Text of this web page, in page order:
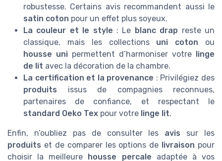
robustesse. Certains avis recommandent aussi le
satin coton pour un effet plus soyeux.
La couleur et le style : Le blanc drap reste un
classique, mais les collections uni coton ou
housse uni permettent d’harmoniser votre linge
de lit avec la décoration de la chambre.
La certification et la provenance : Privilégiez des
produits issus de compagnies reconnues,
partenaires de confiance, et respectant le
standard Oeko Tex pour votre linge lit.
Enfin, n’oubliez pas de consulter les avis sur les
produits et de comparer les options de livraison pour
choisir la meilleure housse percale adaptée à vos